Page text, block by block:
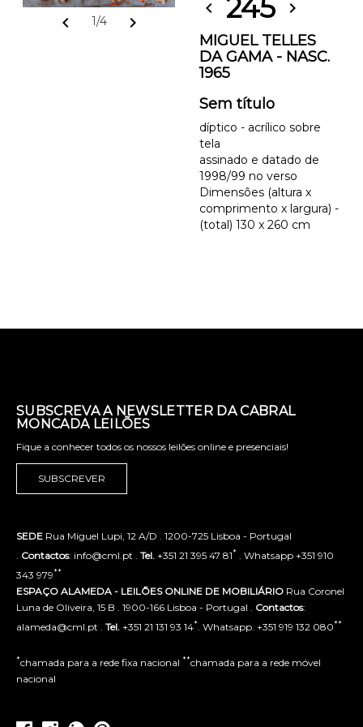
chevron_left 1/4 chevron_right
chevron_left 245 chevron_right
MIGUEL TELLES
DA GAMA - NASC.
1965
Sem título
díptico - acrílico sobre
tela
assinado e datado de
1998/99 no verso
Dimensões (altura x
comprimento x largura) -
(total) 130 x 260 cm
SUBSCREVA A NEWSLETTER DA CABRAL
MONCADA LEILÕES
Fique a conhecer todos os nossos leilões online e presenciais!
SUBSCREVER
SEDE Rua Miguel Lupi, 12 A/D . 1200-725 Lisboa - Portugal
Contactos: info@cml.pt . Tel. +351 21 395 47 81* . Whatsapp +351 910
343 979**
ESPAÇO ALAMEDA - LEILÕES ONLINE DE MOBILIÁRIO Rua Coronel
Luna de Oliveira, 15 B . 1900-166 Lisboa - Portugal . Contactos:
alameda@cml.pt . Tel. +351 21 131 93 14* . Whatsapp. +351 919 132 080**
*chamada para a rede fixa nacional **chamada para a rede móvel
nacional